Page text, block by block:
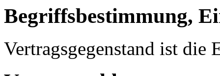
Begriffsbestimmung,
Vertragsgegenstand ist die